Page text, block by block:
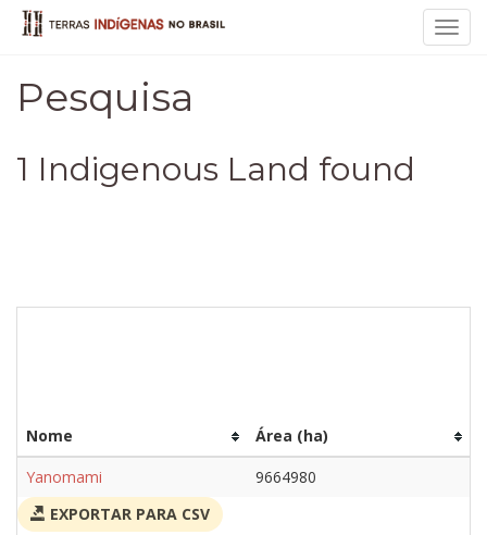
Pesquisa
1 Indigenous Land found
Nome
Área (ha)
Yanomami
9664980
EXPORTAR PARA CSV